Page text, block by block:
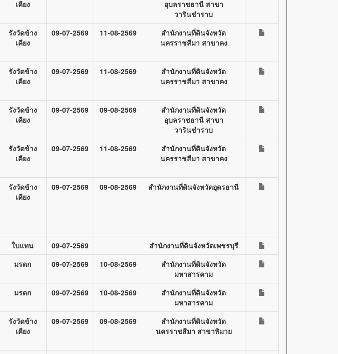
เคียง
อุบลราชธานี สาขา
วารินชำราบ
รังวัดข้าง
เคียง
09-07-2569 11-08-2569
สำนักงานที่ดินจังหวัด
นครราชสีมา สาขาคง
รังวัดข้าง
เคียง
09-07-2569 11-08-2569
สำนักงานที่ดินจังหวัด
นครราชสีมา สาขาคง
รังวัดข้าง
เคียง
09-07-2569 09-08-2569
สำนักงานที่ดินจังหวัด
อุบลราชธานี สาขา
วารินชำราบ
รังวัดข้าง
เคียง
09-07-2569 11-08-2569
สำนักงานที่ดินจังหวัด
นครราชสีมา สาขาคง
รังวัดข้าง
เคียง
09-07-2569 09-08-2569 สำนักงานที่ดินจังหวัดอุดรธานี
ใบแทน 09-07-2569
สำนักงานที่ดินจังหวัดเพชรบุรี
มรดก 09-07-2569 10-08-2569
สำนักงานที่ดินจังหวัด
มหาสารคาม
มรดก 09-07-2569 10-08-2569
สำนักงานที่ดินจังหวัด
มหาสารคาม
รังวัดข้าง
เคียง
09-07-2569 09-08-2569
สำนักงานที่ดินจังหวัด
นครราชสีมา สาขาพิมาย